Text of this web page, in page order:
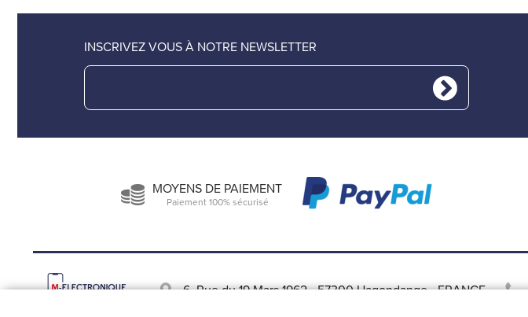
INSCRIVEZ VOUS À NOTRE NEWSLETTER
MOYENS DE PAIEMENT
Paiement 100% sécurisé
6, Rue du 19 Mars 1962-57300 Hagondange-FRANCE